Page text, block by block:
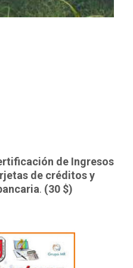
de Ingresos
de créditos y
. (30 $)